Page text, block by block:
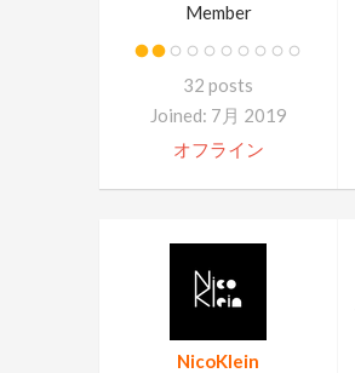
Member
32 posts
Joined: 7月 2019
オフライン
NicoKlein